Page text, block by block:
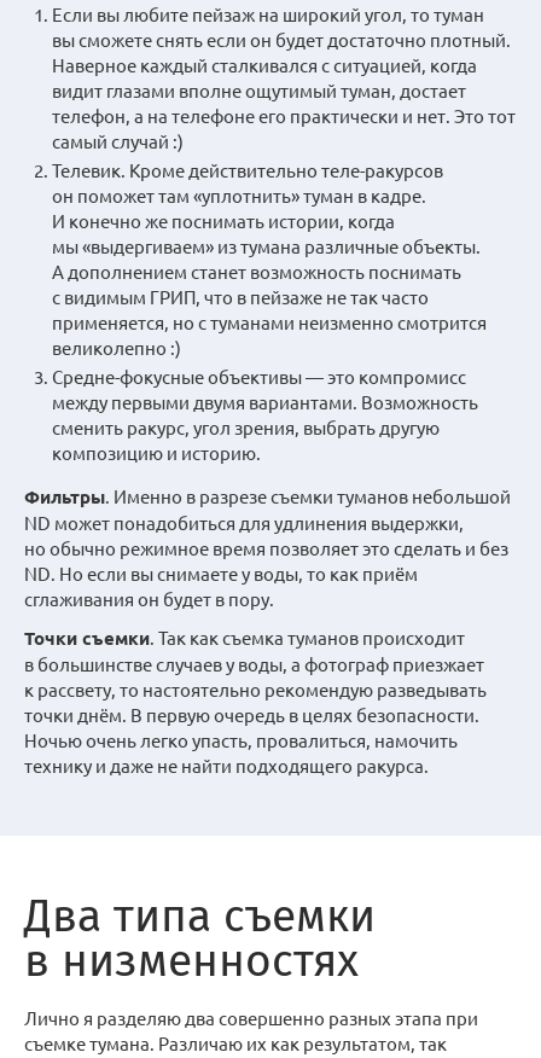
Если вы любите пейзаж на широкий угол, то туман
вы сможете снять если он будет достаточно плотный.
Наверное каждый сталкивался с ситуацией, когда
видит глазами вполне ощутимый туман, достает
телефон, а на телефоне его практически и нет. Это тот
самый случай :)
Телевик. Кроме действительно теле-ракурсов
он поможет там «уплотнить» туман в кадре.
И конечно же поснимать истории, когда
мы «выдергиваем» из тумана различные объекты.
А дополнением станет возможность поснимать
с видимым ГРИП, что в пейзаже не так часто
применяется, но с туманами неизменно смотрится
великолепно :)
Средне-фокусные объективы — это компромисс
между первыми двумя вариантами. Возможность
сменить ракурс, угол зрения, выбрать другую
композицию и историю.
Фильтры . Именно в разрезе съемки туманов небольшой
ND может понадобиться для удлинения выдержки,
но обычно режимное время позволяет это сделать и без
ND. Но если вы снимаете у воды, то как приём
сглаживания он будет в пору.
Точки съемки . Так как съемка туманов происходит
в большинстве случаев у воды, а фотограф приезжает
к рассвету, то настоятельно рекомендую разведывать
точки днём. В первую очередь в целях безопасности.
Ночью очень легко упасть, провалиться, намочить
технику и даже не найти подходящего ракурса.
Два типа съемки
в низменностях
Лично я разделяю два совершенно разных этапа при
съемке тумана. Различаю их как результатом, так